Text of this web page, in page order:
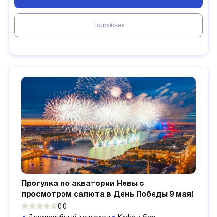
Подробнее
Прогулка по акватории Невы с
просмотром салюта в День Победы 9 мая!
0,0